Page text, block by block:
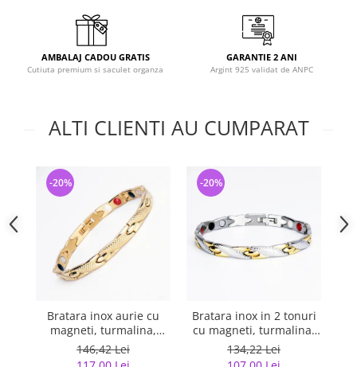
AMBALAJ CADOU GRATIS
Cutiuta premium si saculet organza
GARANTIE 2 ANI
Argint 925 validat de ANPC
ALTI CLIENTI AU CUMPARAT
Bratara inox aurie cu
magneti, turmalina,
germaniu si anioni
146,42 Lei
-20%
Bratara inox in 2 tonuri
cu magneti, turmalina,
germaniu si anioni
134,22 Lei
-20%